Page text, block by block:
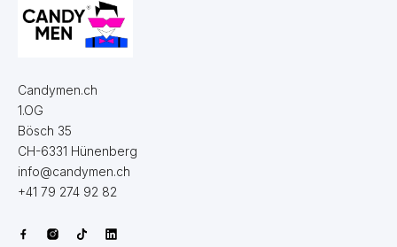
Candymen.ch
1.OG
Bösch 35
CH-6331 Hünenberg
info@candymen.ch
+41 79 274 92 82